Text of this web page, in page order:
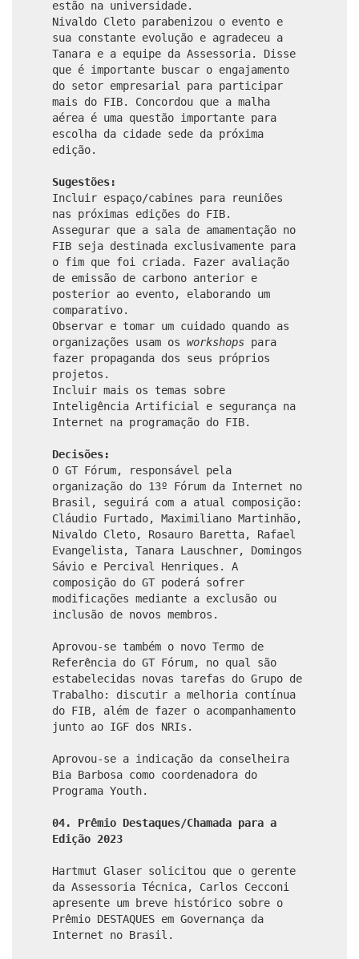
estão na universidade.
Nivaldo Cleto parabenizou o evento e
sua constante evolução e agradeceu a
Tanara e a equipe da Assessoria. Disse
que é importante buscar o engajamento
do setor empresarial para participar
mais do FIB. Concordou que a malha
aérea é uma questão importante para
escolha da cidade sede da próxima
edição.
Sugestões:
Incluir espaço/cabines para reuniões
nas próximas edições do FIB.
Assegurar que a sala de amamentação no
FIB seja destinada exclusivamente para
o fim que foi criada. Fazer avaliação
de emissão de carbono anterior e
posterior ao evento, elaborando um
comparativo.
Observar e tomar um cuidado quando as
organizações usam os workshops para
fazer propaganda dos seus próprios
projetos.
Incluir mais os temas sobre
Inteligência Artificial e segurança na
Internet na programação do FIB.
Decisões:
O GT Fórum, responsável pela
organização do 13º Fórum da Internet no
Brasil, seguirá com a atual composição:
Cláudio Furtado, Maximiliano Martinhão,
Nivaldo Cleto, Rosauro Baretta, Rafael
Evangelista, Tanara Lauschner, Domingos
Sávio e Percival Henriques. A
composição do GT poderá sofrer
modificações mediante a exclusão ou
inclusão de novos membros.
Aprovou-se também o novo Termo de
Referência do GT Fórum, no qual são
estabelecidas novas tarefas do Grupo de
Trabalho: discutir a melhoria contínua
do FIB, além de fazer o acompanhamento
junto ao IGF dos NRIs.
Aprovou-se a indicação da conselheira
Bia Barbosa como coordenadora do
Programa Youth.
04. Prêmio Destaques/Chamada para a
Edição 2023
Hartmut Glaser solicitou que o gerente
da Assessoria Técnica, Carlos Cecconi
apresente um breve histórico sobre o
Prêmio DESTAQUES em Governança da
Internet no Brasil.